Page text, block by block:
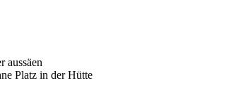
aussäen
Platz in der Hütte